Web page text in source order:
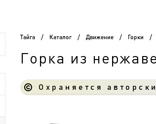
Тайга / Каталог / Движение / Горки /
Горка из
Охраняется